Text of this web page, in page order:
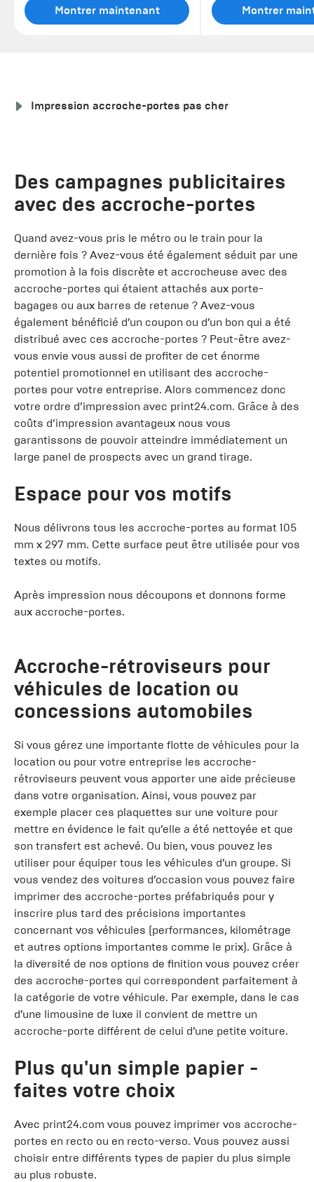
Montrer maintenant Montrer
Impression accroche-portes pas cher
Des campagnes publicitaires
avec des accroche-portes
Quand avez-vous pris le métro ou le train pour la
dernière fois ? Avez-vous été également séduit par une
promotion à la fois discrète et accrocheuse avec des
accroche-portes qui étaient attachés aux porte-
bagages ou aux barres de retenue ? Avez-vous
également bénéficié d’un coupon ou d’un bon qui a été
distribué avec ces accroche-portes ? Peut-être avez-
vous envie vous aussi de profiter de cet énorme
potentiel promotionnel en utilisant des accroche-
portes pour votre entreprise. Alors commencez donc
votre ordre d’impression avec print24.com. Grâce à des
coûts d’impression avantageux nous vous
garantissons de pouvoir atteindre immédiatement un
large panel de prospects avec un grand tirage.
Espace pour vos motifs
Nous délivrons tous les accroche-portes au format 105
mm x 297 mm. Cette surface peut être utilisée pour vos
textes ou motifs.
Après impression nous découpons et donnons forme
aux accroche-portes.
Accroche-rétroviseurs pour
véhicules de location ou
concessions automobiles
Si vous gérez une importante flotte de véhicules pour la
location ou pour votre entreprise les accroche-
rétroviseurs peuvent vous apporter une aide précieuse
dans votre organisation. Ainsi, vous pouvez par
exemple placer ces plaquettes sur une voiture pour
mettre en évidence le fait qu’elle a été nettoyée et que
son transfert est achevé. Ou bien, vous pouvez les
utiliser pour équiper tous les véhicules d’un groupe. Si
vous vendez des voitures d’occasion vous pouvez faire
imprimer des accroche-portes préfabriqués pour y
inscrire plus tard des précisions importantes
concernant vos véhicules (performances, kilométrage
et autres options importantes comme le prix). Grâce à
la diversité de nos options de finition vous pouvez créer
des accroche-portes qui correspondent parfaitement à
la catégorie de votre véhicule. Par exemple, dans le cas
d’une limousine de luxe il convient de mettre un
accroche-porte différent de celui d’une petite voiture.
Plus qu'un simple papier -
faites votre choix
Avec print24.com vous pouvez imprimer vos accroche-
portes en recto ou en recto-verso. Vous pouvez aussi
choisir entre différents types de papier du plus simple
au plus robuste.